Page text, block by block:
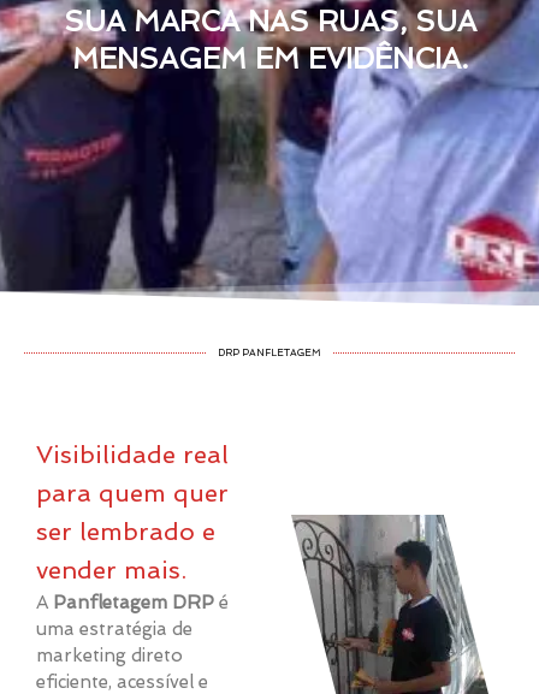
SUA MARCA NAS RUAS, SUA
MENSAGEM EM EVIDÊNCIA.
DRP PANFLETAGEM
Visibilidade real
para quem quer
ser lembrado e
vender mais.
A Panfletagem DRP é
uma estratégia de
marketing direto
eficiente, acessível e